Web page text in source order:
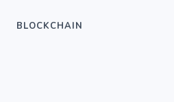
BLOCKCHAIN